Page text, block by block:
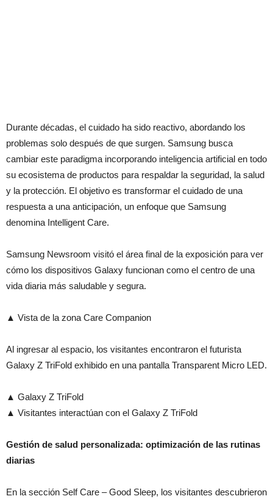
Durante décadas, el cuidado ha sido reactivo, abordando los
problemas solo después de que surgen. Samsung busca
cambiar este paradigma incorporando inteligencia artificial en todo
su ecosistema de productos para respaldar la seguridad, la salud
y la protección. El objetivo es transformar el cuidado de una
respuesta a una anticipación, un enfoque que Samsung
denomina Intelligent Care.
Samsung Newsroom visitó el área final de la exposición para ver
cómo los dispositivos Galaxy funcionan como el centro de una
vida diaria más saludable y segura.
▲ Vista de la zona Care Companion
Al ingresar al espacio, los visitantes encontraron el futurista
Galaxy Z TriFold exhibido en una pantalla Transparent Micro LED.
▲ Galaxy Z TriFold
▲ Visitantes interactúan con el Galaxy Z TriFold
Gestión de salud personalizada: optimización de las rutinas
diarias
En la sección Self Care – Good Sleep, los visitantes descubrieron